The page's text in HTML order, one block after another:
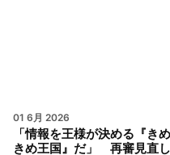
01 6月 2026
「情報を王様が決める『きめ
きめ王国』だ」 再審見直し